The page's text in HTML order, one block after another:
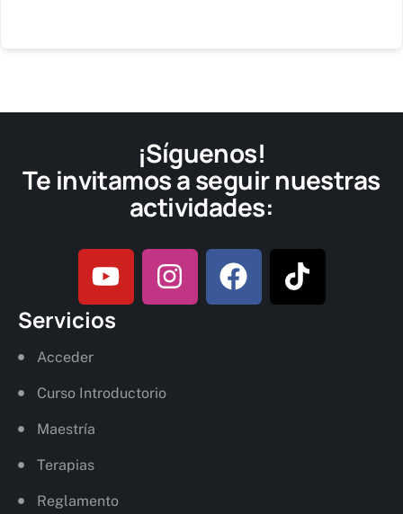
¡Síguenos!
Te invitamos a seguir nuestras
actividades:
Servicios
Acceder
Curso Introductorio
Maestría
Terapias
Reglamento